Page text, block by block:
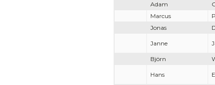
Adam
Marcus
Jonas
Janne
Björn
Hans